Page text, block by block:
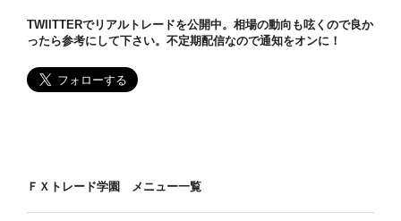
TWIITTERでリアルトレードを公開中。相場の動向も呟くので良か
ったら参考にして下さい。不定期配信なので通知をオンに！
ＦＸトレード学園 メニュー一覧